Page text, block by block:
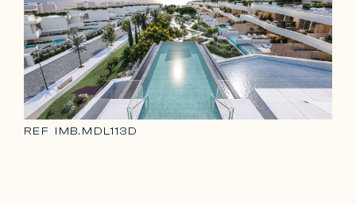
REF IMB.MDL113D